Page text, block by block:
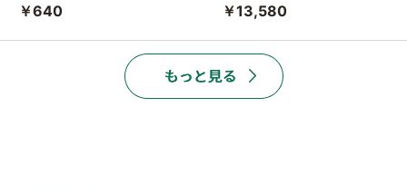
￥640 ￥13,580